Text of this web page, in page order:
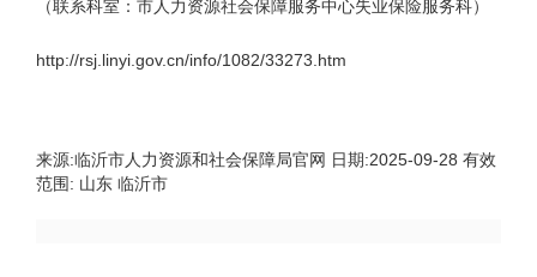
（联系科室：市人力资源社会保障服务中心失业保险服务科）
http://rsj.linyi.gov.cn/info/1082/33273.htm
来源:临沂市人力资源和社会保障局官网 日期:2025-09-28 有效
范围: 山东 临沂市